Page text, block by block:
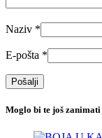
Naziv *
E-pošta *
Moglo bi te još zanimati